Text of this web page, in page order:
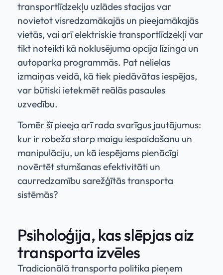
transportlīdzekļu uzlādes stacijas var
novietot visredzamākajās un pieejamākajās
vietās, vai arī elektriskie transportlīdzekļi var
tikt noteikti kā noklusējuma opcija līzinga un
autoparka programmās. Pat nelielas
izmaiņas veidā, kā tiek piedāvātas iespējas,
var būtiski ietekmēt reālās pasaules
uzvedību.
Tomēr šī pieeja arī rada svarīgus jautājumus:
kur ir robeža starp maigu iespaidošanu un
manipulāciju, un kā iespējams pienācīgi
novērtēt stumšanas efektivitāti un
caurredzamību sarežģītās transporta
sistēmās?
Psiholoģija, kas slēpjas aiz
transporta izvēles
Tradicionālā transporta politika pieņem